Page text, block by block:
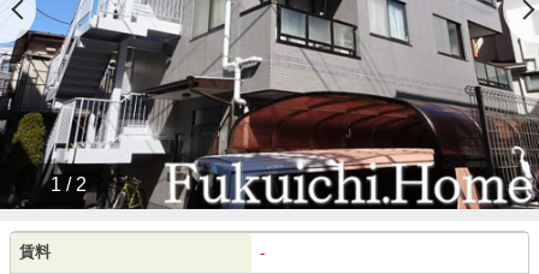
1 / 2
賃料 -